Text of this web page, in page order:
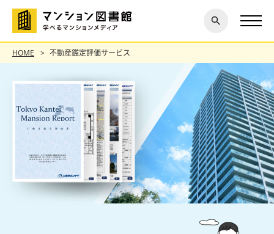
探す
閉じ
る
HOME 不動産鑑定評価サービス